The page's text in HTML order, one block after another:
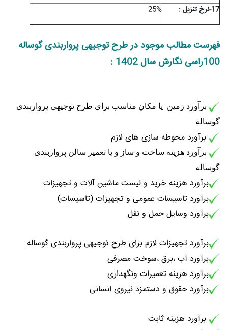
17-نرخ تنزیل :
25%
فهرست مطالب موجود در طرح توجیهی پرواربندی گوساله
100راسی نگارش سال 1402 :
برآورد زمین یا مکان مناسب برای طرح توجیهی پرواربندی
گوساله
برآورد محوطه سازی های لازم
برآورد هزینه ساخت و ساز و یا تعمیر سالن پرواربندی
گوساله
برآورد هزینه خرید و لیست ماشین آلات و تجهیزات
برآورد تاسیسات عمومی و تجهیزات (تاسیسات)
برآورد وسایل حمل و نقل
برآورد تجهیزات لازم برای طرح توجیهی پرواربندی گوساله
برآورد آب ،برق ،سوخت مصرفی
برآورد هزینه تعمیرات ونگهداری
برآورد حقوق و دستمزد نیروی انسانی
برآورد هزینه ثابت